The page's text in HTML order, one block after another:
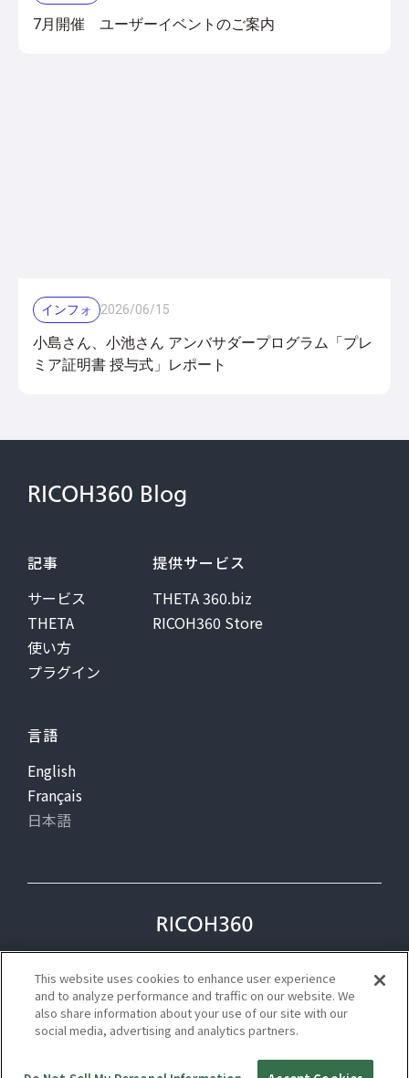
7月開催 ユーザーイベントのご案内
インフォ 2026/06/15
小島さん、小池さん アンバサダープログラム「プレ
ミア証明書 授与式」レポート
RICOH360 Blog
記事
サービス
THETA
使い方
プラグイン
提供サービス
THETA 360.biz
RICOH360 Store
言語
English
Français
日本語
プライバシー
利用規約
ステータス
This website uses cookies to enhance user experience
and to analyze performance and traffic on our website. We
also share information about your use of our site with our
social media, advertising and analytics partners.